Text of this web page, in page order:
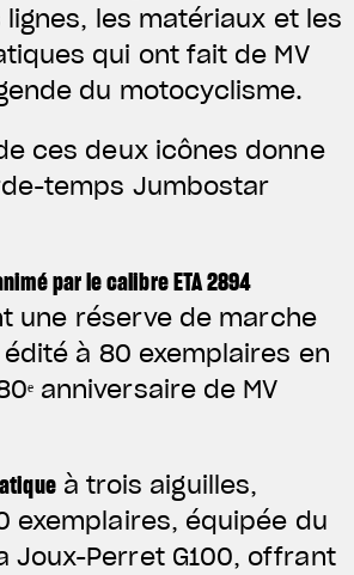
les matériaux et les
qui ont fait de MV
du motocyclisme.
ces deux icônes donne
temps Jumbostar
par le calibre ETA 2894
une réserve de marche
à 80 exemplaires en
anniversaire de MV
à trois aiguilles,
exemplaires, équipée du
Joux-Perret G100, offrant